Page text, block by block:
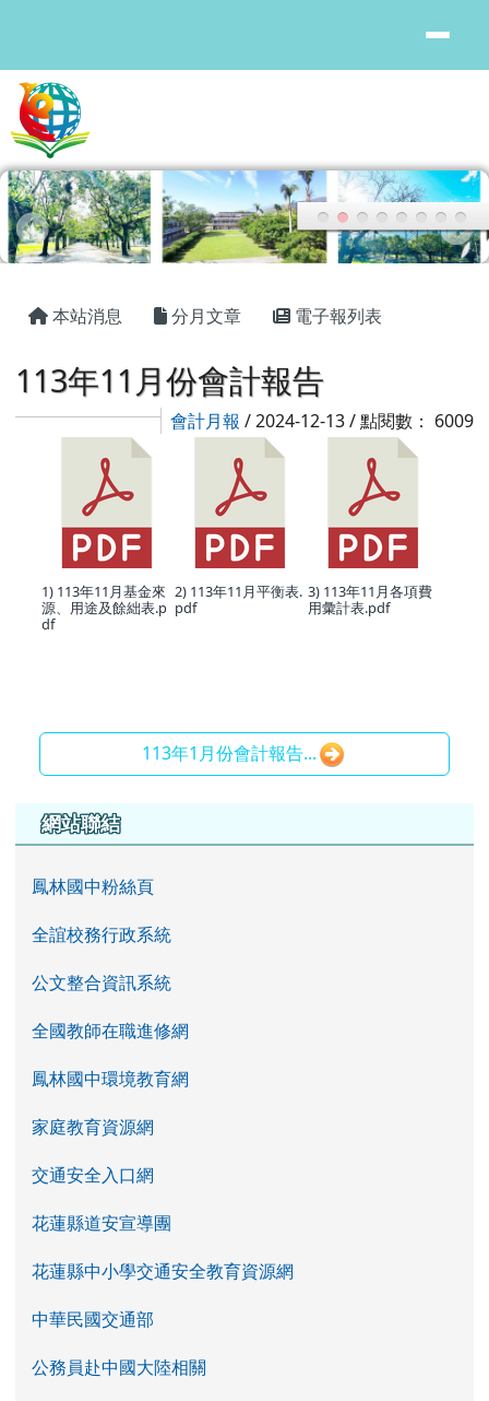
本站消息 分月文章 電子報列表
113年11月份會計報告
會計月報 / 2024-12-13 / 點閱數： 6009
1) 113年11月基金來
源、用途及餘絀表.p
df
2) 113年11月平衡表.
pdf
3) 113年11月各項費
用彙計表.pdf
113年1月份會計報告...
左邊區域內容
網站聯結
鳳林國中粉絲頁
全誼校務行政系統
公文整合資訊系統
全國教師在職進修網
鳳林國中環境教育網
家庭教育資源網
交通安全入口網
花蓮縣道安宣導團
花蓮縣中小學交通安全教育資源網
中華民國交通部
公務員赴中國大陸相關